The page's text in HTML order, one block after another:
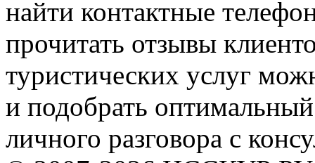
найти контактные
прочитать отзывы
туристических услуг
и подобрать
личного разговора с